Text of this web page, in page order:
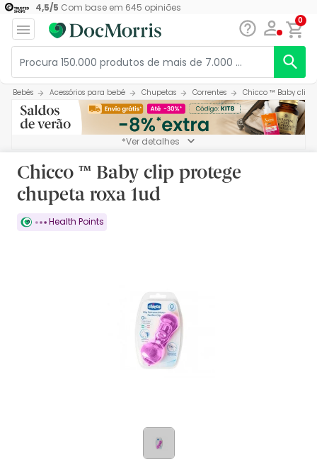
4,5/5 Com base em 645 opiniões
0
Bebés Acessórios para bebé Chupetas Correntes Chicco ™ Baby clip
*Ver detalhes
Chicco ™ Baby clip protege
chupeta roxa 1ud
Health Points